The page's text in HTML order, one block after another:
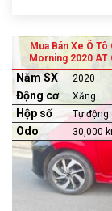
Mua Bán Xe Ô Tô
Morning 2020 AT
Năm SX 2020
Động cơ Xăng
Hộp số Tự động
Odo 30,000